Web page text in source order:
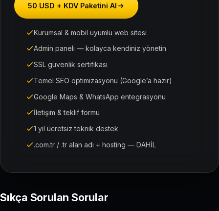
50 USD + KDV Paketini Al
Kurumsal & mobil uyumlu web sitesi
Admin paneli — kolayca kendiniz yönetin
SSL güvenlik sertifikası
Temel SEO optimizasyonu (Google’a hazır)
Google Maps & WhatsApp entegrasyonu
İletişim & teklif formu
1 yıl ücretsiz teknik destek
.com.tr / .tr alan adı + hosting — DAHİL
Sıkça Sorulan Sorular